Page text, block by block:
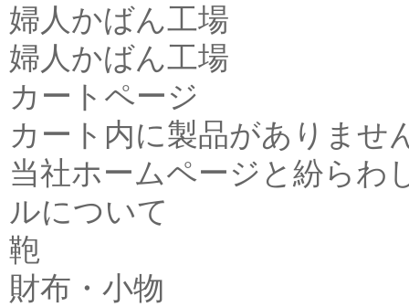
婦人かばん工場
婦人かばん工場
カートページ
カート内に製品がありませ
当社ホームページと紛らわ
ルについて
鞄
財布・小物